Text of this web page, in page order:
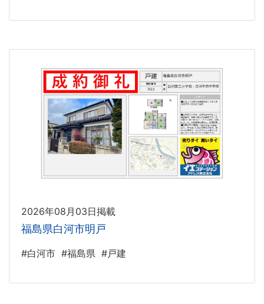
2026年08月03日掲載
福島県白河市明戸
#白河市 #福島県 #戸建